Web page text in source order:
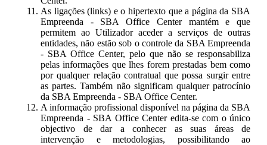
As ligações (links) e o hipertexto que a página da SBA
Empreenda - SBA Office Center mantém e que
permitem ao Utilizador aceder a serviços de outras
entidades, não estão sob o controle da SBA Empreenda
- SBA Office Center, pelo que não se responsabiliza
pelas informações que lhes forem prestadas bem como
por qualquer relação contratual que possa surgir entre
as partes. Também não significam qualquer patrocínio
da SBA Empreenda - SBA Office Center.
A informação profissional disponível na página da SBA
Empreenda - SBA Office Center edita-se com o único
objectivo de dar a conhecer as suas áreas de
intervenção e metodologias, possibilitando ao